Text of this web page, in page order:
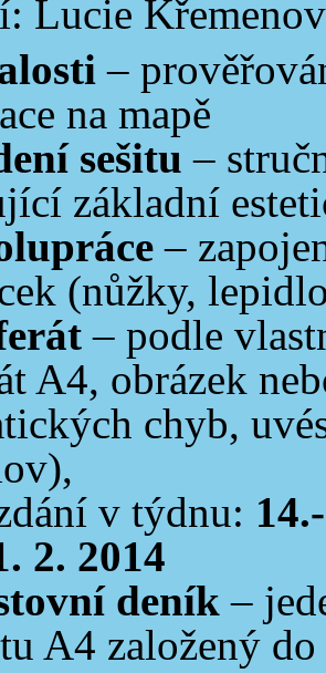
Lucie
–
na mapě
sešitu–
základní
–
(nůžky,
– podle
A4, obrázek
chyb,
v týdnu:
2. 2014
deník –
A4 založený